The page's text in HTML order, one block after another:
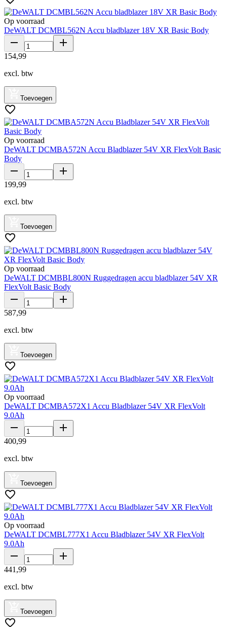
Op voorraad
DeWALT DCMBL562N Accu bladblazer 18V XR Basic Body
154,99
excl. btw
Toevoegen
Op voorraad
DeWALT DCMBA572N Accu Bladblazer 54V XR FlexVolt Basic
Body
199,99
excl. btw
Toevoegen
Op voorraad
DeWALT DCMBBL800N Ruggedragen accu bladblazer 54V XR
FlexVolt Basic Body
587,99
excl. btw
Toevoegen
Op voorraad
DeWALT DCMBA572X1 Accu Bladblazer 54V XR FlexVolt
9.0Ah
400,99
excl. btw
Toevoegen
Op voorraad
DeWALT DCMBL777X1 Accu Bladblazer 54V XR FlexVolt
9.0Ah
441 ,99
excl. btw
Toevoegen